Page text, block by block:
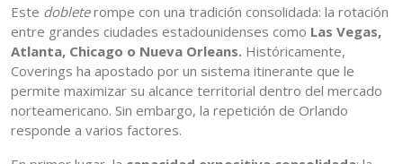
Este dobleterompe con una tradición consolidada: la rotación
entre grandes ciudades estadounidenses como Las Vegas,
Atlanta, Chicago o Nueva Orleans. Históricamente,
Coverings ha apostado por un sistema itinerante que le
permite maximizar su alcance territorial dentro del mercado
norteamericano. Sin embargo, la repetición de Orlando
responde a varios factores.